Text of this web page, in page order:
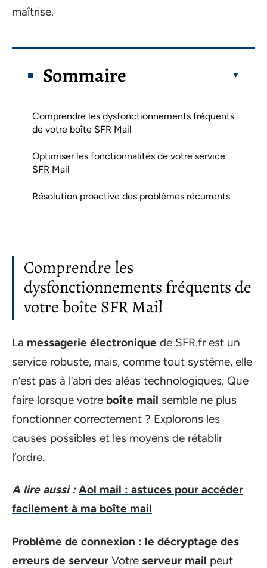
maîtrise.
Sommaire
Comprendre les dysfonctionnements fréquents
de votre boîte SFR Mail
Optimiser les fonctionnalités de votre service
SFR Mail
Résolution proactive des problèmes récurrents
Comprendre les
dysfonctionnements fréquents de
votre boîte SFR Mail
La messagerie électronique de SFR.fr est un
service robuste, mais, comme tout système, elle
n’est pas à l’abri des aléas technologiques. Que
faire lorsque votre boîte mail semble ne plus
fonctionner correctement ? Explorons les
causes possibles et les moyens de rétablir
l’ordre.
A lire aussi : Aol mail : astuces pour accéder
facilement à ma boîte mail
Problème de connexion : le décryptage des
erreurs de serveur Votre serveur mail peut